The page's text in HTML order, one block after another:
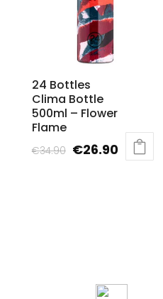
24 Bottles
Clima Bottle
500ml – Flower
Flame
€34.90 Original
€26.90Current